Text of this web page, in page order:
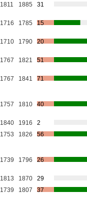
1811 1885 31
1716 1785 15
1710 1790 20
1767 1821 51
1767 1841 71
1757 1810 40
1840 1916
2
1753 1826 56
1739 1796 26
1813 1870
29
1739 1807 37